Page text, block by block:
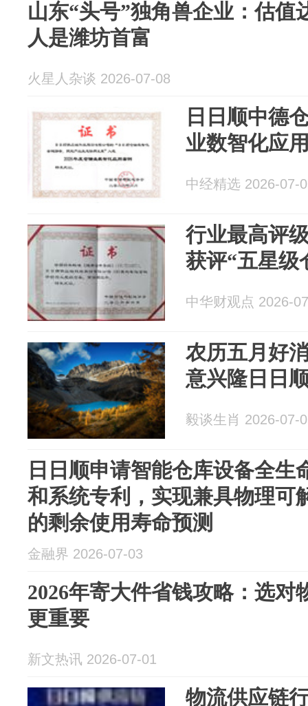
山东“头号”独角兽企业：估值
人是潍坊首富
火星人杂谈 2026-07-08
日日顺中德
业数智化应
中经精选 2026-07-
行业最高评
获评“五星级
中华财观点 2026-
农历五月好
意兴隆日日
毅谈生肖 2026-07-
日日顺申请智能仓库设备全生
和系统专利，实现兼具物理可
的剩余使用寿命预测
金融界 2026-07-03
2026年寄大件省钱攻略：选对
更重要
新文热讯 2026-07-01
物流供应链